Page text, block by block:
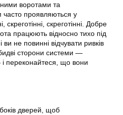
воротами та
часто проявляються у
скреготінні, скреготінні. Добре
працюють відносно тихо під
не повинні відчувати ривків
сторони системи —
переконайтеся, що вони
дверей, щоб